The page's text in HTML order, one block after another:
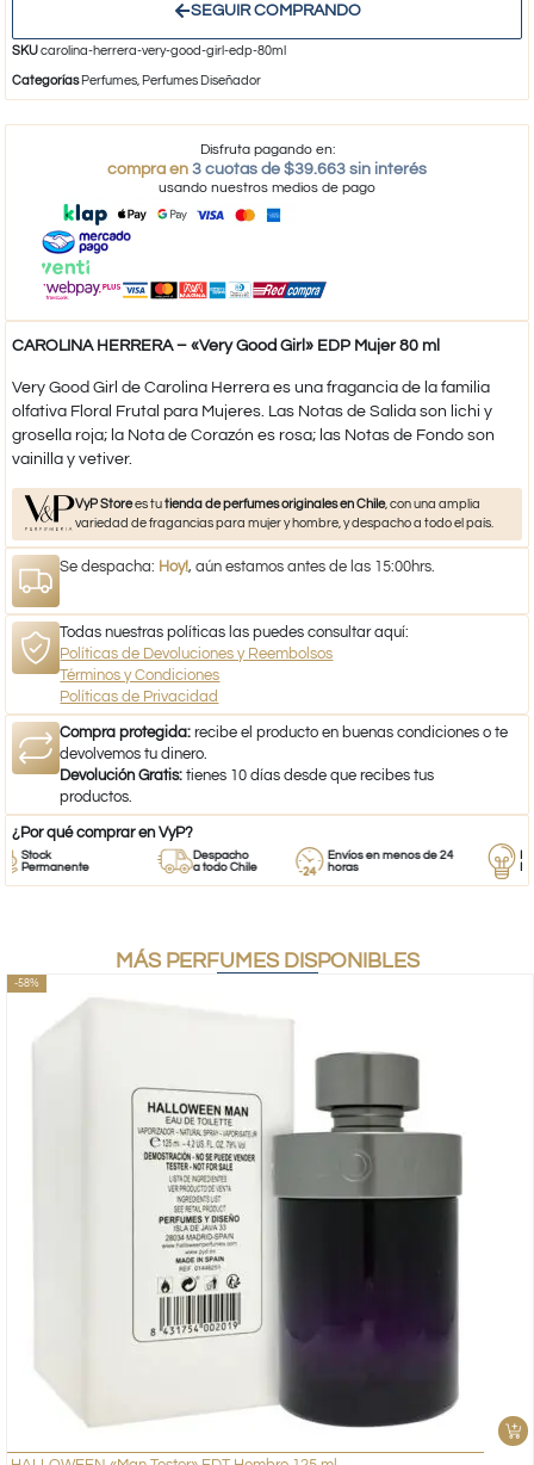
SEGUIR COMPRANDO
SKUcarolina-herrera-very-good-girl-edp-80ml
Categorías Perfumes, Perfumes Diseñador
Disfruta pagando en:
compra en 3 cuotas de $39.663 sin interés
usando nuestros medios de pago
CAROLINA HERRERA – «Very Good Girl» EDP Mujer 80 ml
Very Good Girl de Carolina Herrera es una fragancia de la familia
olfativa Floral Frutal para Mujeres. Las Notas de Salida son lichi y
grosella roja; la Nota de Corazón es rosa; las Notas de Fondo son
vainilla y vetiver.
VyP Storees tutienda de perfumes originales en Chile, con una amplia
variedad de fragancias para mujer y hombre, y despacho a todo el país.
Se despacha: Hoy!, aún estamos antes de las 15:00hrs.
Todas nuestras políticas las puedes consultar aquí:
Políticas de Devoluciones y Reembolsos
Términos y Condiciones
Políticas de Privacidad
Compra protegida: recibe el producto en buenas condiciones o te
devolvemos tu dinero.
Devolución Gratis: tienes 10 días desde que recibes tus
productos.
¿Por qué comprar en VyP?
Despacho
a todo Chile
Envíos en menos de 24
horas
MÁS PERFUMES DISPONIBLES
-58%